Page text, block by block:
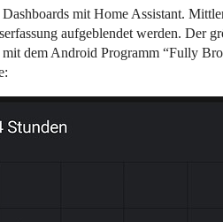
mit Home Assistant.
aufgeblendet werden. Der
dem Android Programm “Fully